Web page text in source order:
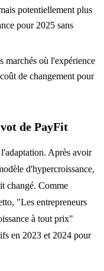
potentiellement plus
pour 2025 sans
marchés où l'expérience
de changement pour
de PayFit
Après avoir
d'hypercroissance,
changé. Comme
"Les entrepreneurs
à tout prix"
en 2023 et 2024 pour